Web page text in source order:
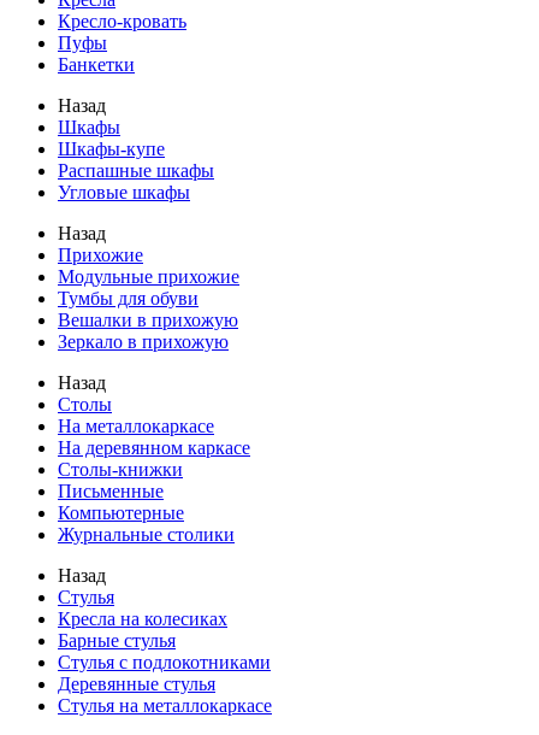
Кресло-кровать
Пуфы
Банкетки
Назад
Шкафы
Шкафы-купе
Распашные шкафы
Угловые шкафы
Назад
Прихожие
Модульные прихожие
Тумбы для обуви
Вешалки в прихожую
Зеркало в прихожую
Назад
Столы
На металлокаркасе
На деревянном каркасе
Столы-книжки
Письменные
Компьютерные
Журнальные столики
Назад
Стулья
Кресла на колесиках
Барные стулья
Стулья с подлокотниками
Деревянные стулья
Стулья на металлокаркасе